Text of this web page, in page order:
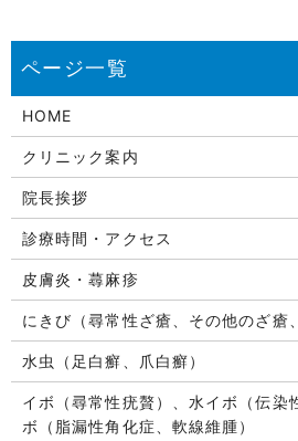
HOME
クリニック案内
院長挨拶
診療時間・アクセス
皮膚炎・蕁麻疹
にきび（尋常性ざ瘡、その他のざ瘡
水虫（足白癬、爪白癬）
イボ（尋常性疣贅）、水イボ（伝染
ボ（脂漏性角化症、軟線維腫）